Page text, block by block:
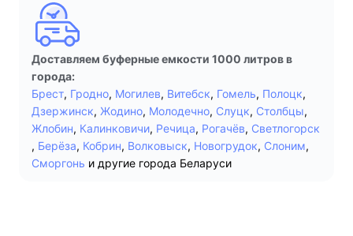
Доставляем буферные емкости 1000 литров в
города:
Брест, Гродно, Могилев, Витебск, Гомель, Полоцк,
Дзержинск, Жодино, Молодечно, Слуцк, Столбцы,
Жлобин, Калинковичи, Речица, Рогачёв, Светлогорск
, Берёза, Кобрин, Волковыск, Новогрудок, Слоним,
Сморгонь и другие города Беларуси